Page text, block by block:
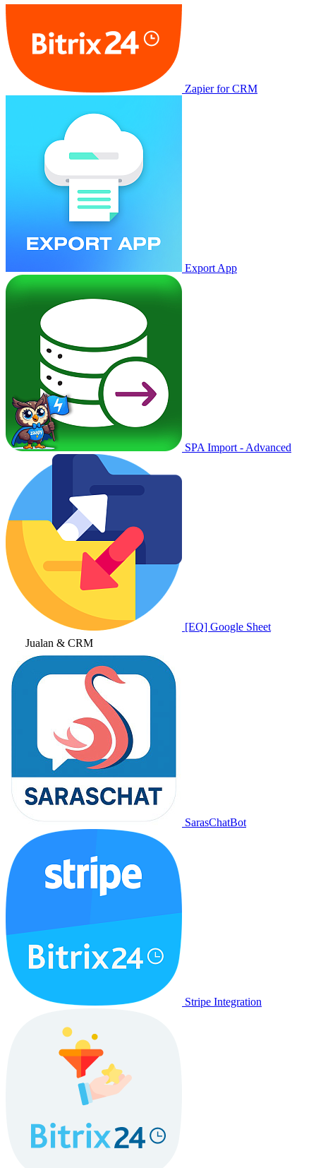
Zapier for CRM
Export App
SPA Import - Advanced
[EQ] Google Sheet
Jualan & CRM
SarasChatBot
Stripe Integration